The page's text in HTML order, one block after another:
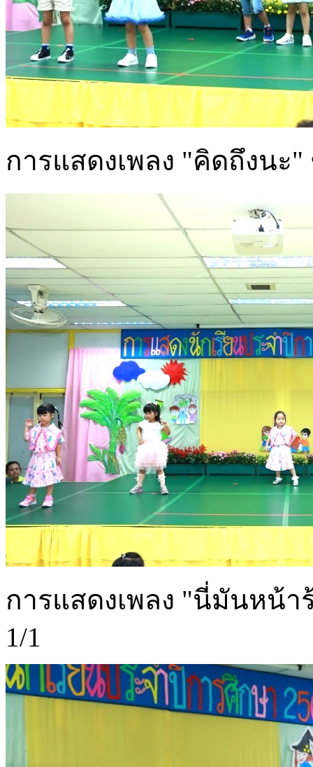
การแสดงเพลง "คิดถึงนะ
การแสดงเพลง "นี่มันหน้
1/1